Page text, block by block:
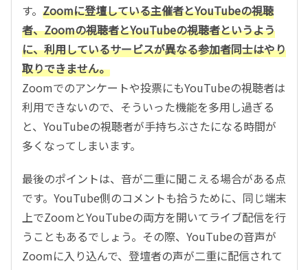
す。 Zoomに登壇している主催者とYouTubeの視聴
者、Zoomの視聴者とYouTubeの視聴者というよう
に、利用しているサービスが異なる参加者同士はやり
取りできません。
Zoomでのアンケートや投票にもYouTubeの視聴者は
利用できないので、そういった機能を多用し過ぎる
と、YouTubeの視聴者が手持ちぶさたになる時間が
多くなってしまいます。
最後のポイントは、音が二重に聞こえる場合がある点
です。YouTube側のコメントも拾うために、同じ端末
上でZoomとYouTubeの両方を開いてライブ配信を行
うこともあるでしょう。その際、YouTubeの音声が
Zoomに入り込んで、登壇者の声が二重に配信されて